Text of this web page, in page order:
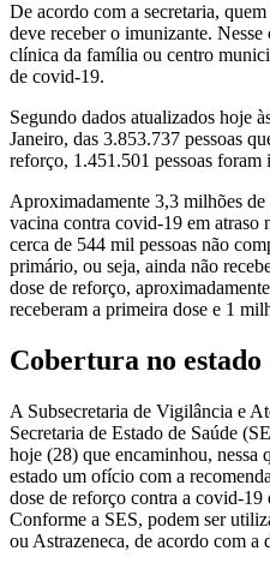
De acordo com a secretaria,
deve receber o imunizante.
clínica da família ou centro
de covid-19.
Segundo dados atualizados hoje
Janeiro, das 3.853.737 pessoas
reforço, 1.451.501 pessoas foram
Aproximadamente 3,3 milhões de
vacina contra covid-19 em atraso
cerca de 544 mil pessoas não
primário, ou seja, ainda não
dose de reforço,
receberam a primeira dose e 1
Cobertura no estado
A Subsecretaria de Vigilância e
Secretaria de Estado de Saúde
hoje (28) que encaminhou,
estado um ofício com a
dose de reforço contra a covid-19
Conforme a SES, podem ser
ou Astrazeneca, de acordo com